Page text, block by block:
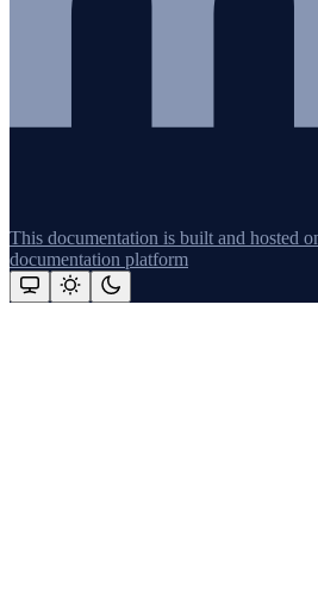
This documentation is built and hosted
documentation platform